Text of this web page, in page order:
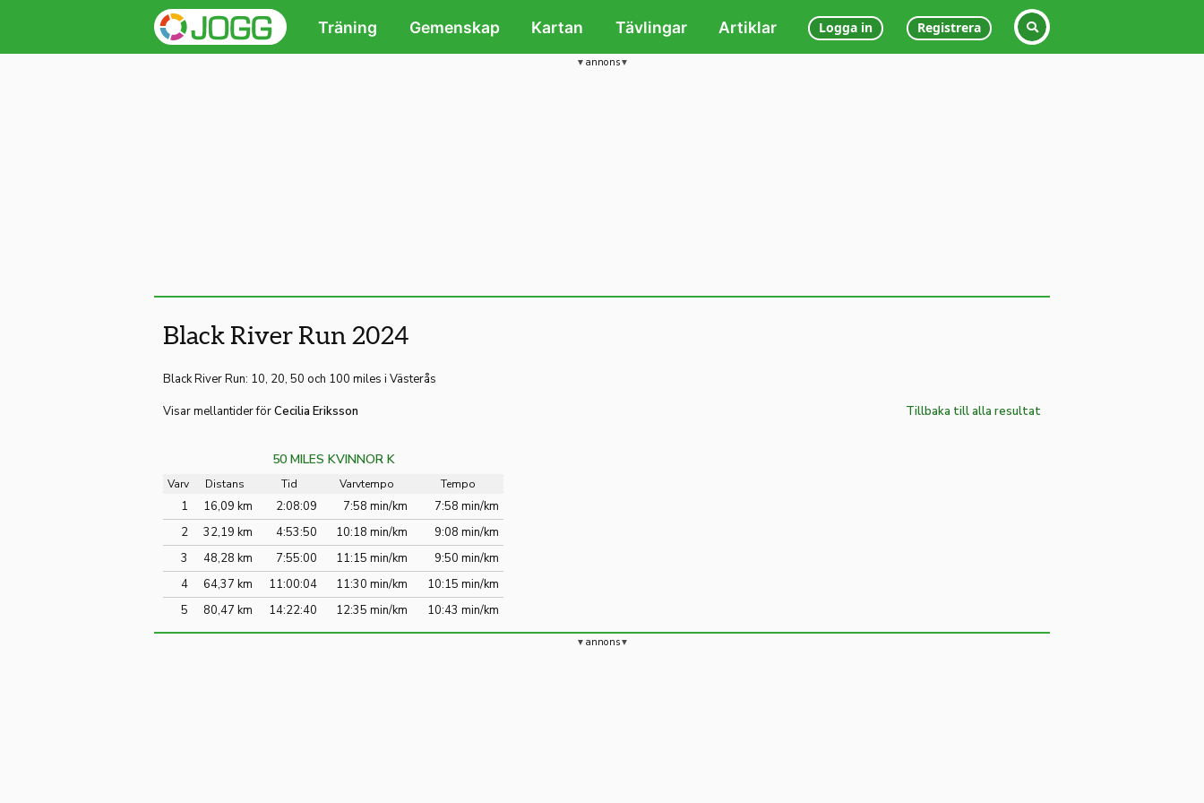
Träning Gemenskap Kartan Tävlingar Artiklar Logga in Registrera
annons
Black River Run 2024
Black River Run: 10, 20, 50 och 100 miles i Västerås
Visar mellantider förCecilia Eriksson Tillbaka till alla resultat
50 MILES KVINNOR K
Varv Distans Tid Varvtempo Tempo
1 16,09 km 2:08:09 7:58 min/km
7:58 min/km
2
32,19 km 4:53:50 10:18 min/km
9:08 min/km
3
48,28 km 7:55:00 11:15 min/km
9:50 min/km
4
64,37 km 11:00:04 11:30 min/km
10:15 min/km
5
80,47 km 14:22:40 12:35 min/km 10:43 min/km
annons